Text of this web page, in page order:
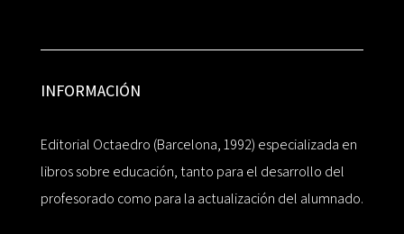
INFORMACIÓN
Editorial Octaedro (Barcelona, 1992) especializada en
libros sobre educación, tanto para el desarrollo del
profesorado como para la actualización del alumnado.